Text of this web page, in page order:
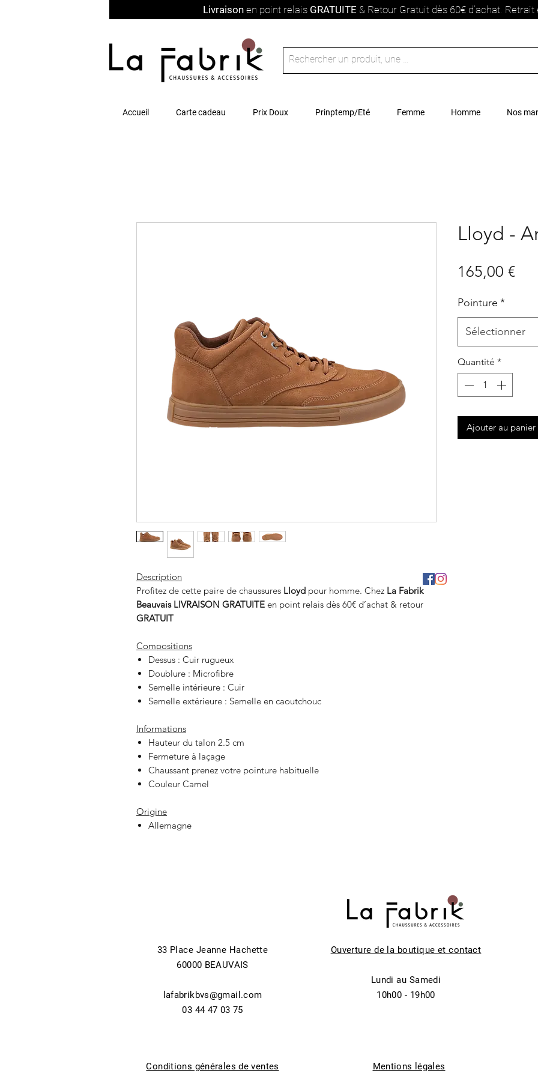
Livraison en point relais GRATUITE & Retour Gratuit dès 60€ d'achat.
Accueil Carte cadeau Prix Doux Prinptemp/Eté Femme Homme Nos
Description
Profitez de cette paire de chaussures Lloyd pour homme. Chez La Fabrik
Beauvais LIVRAISON GRATUITE en point relais dès 60€ d’achat & retour
GRATUIT
Compositions
Dessus : Cuir rugueux
Doublure : Microfibre
Semelle intérieure : Cuir
Semelle extérieure : Semelle en caoutchouc
Informations
Hauteur du talon 2.5 cm
Fermeture à laçage
Chaussant prenez votre pointure habituelle
Couleur Camel
Origine
Allemagne
Lloyd -
165,00 €
Pointure *
Sélectionner
Quantité *
Ajouter au panier
33 Place Jeanne Hachette
60000 BEAUVAIS
lafabrikbvs@gmail.com
03 44 47 03 75
Ouverture de la boutique et contact
Lundi au Samedi
10h00 - 19h00
Conditions générales de ventes Mentions légales